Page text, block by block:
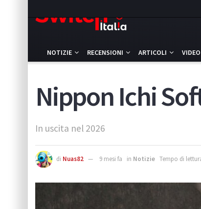
NOTIZIE RECENSIONI ARTICOLI VIDEO
Nippon Ichi
In uscita nel 2026
di Nuas82 9 mesi fa in Notizie Tempo di